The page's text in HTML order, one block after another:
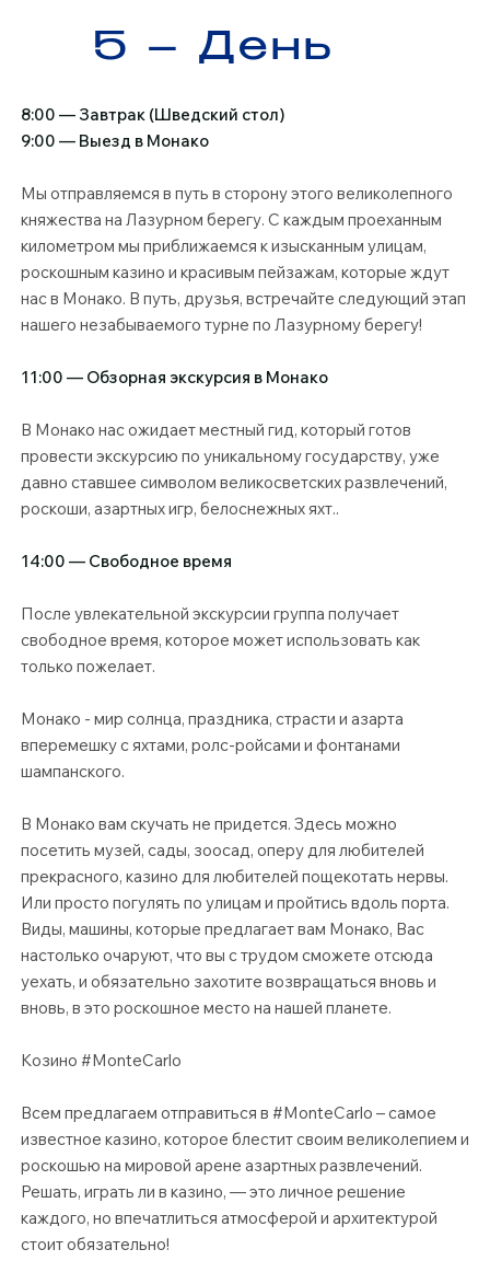
5 – День
8:00 — Завтрак (Шведский стол)
9:00 — Выезд в Монако​
Мы отправляемся в путь в сторону этого великолепного
княжества на Лазурном берегу. С каждым проеханным
километром мы приближаемся к изысканным улицам,
роскошным казино и красивым пейзажам, которые ждут
нас в Монако. В путь, друзья, встречайте следующий этап
нашего незабываемого турне по Лазурному берегу!
11:00 — Обзорная экскурсия в Монако
В Монако нас ожидает местный гид, который готов
провести экскурсию по уникальному государству, уже
давно ставшее символом великосветских развлечений,
роскоши, азартных игр, белоснежных яхт..
14:00 — Свободное время
После увлекательной экскурсии группа получает
свободное время, которое может использовать как
только пожелает.
Монако - мир солнца, праздника, страсти и азарта
вперемешку с яхтами, ролс-ройсами и фонтанами
шампанского.
В Монако вам скучать не придется. Здесь можно
посетить музей, сады, зоосад, оперу для любителей
прекрасного, казино для любителей пощекотать нервы.
Или просто погулять по улицам и пройтись вдоль порта.
Виды, машины, которые предлагает вам Монако, Вас
настолько очаруют, что вы с трудом сможете отсюда
уехать, и обязательно захотите возвращаться вновь и
вновь, в это роскошное место на нашей планете.
Козино #MonteCarlo
Всем предлагаем отправиться в #MonteCarlo – самое
известное казино, которое блестит своим великолепием и
роскошью на мировой арене азартных развлечений.
Решать, играть ли в казино, — это личное решение
каждого, но впечатлиться атмосферой и архитектурой
стоит обязательно!